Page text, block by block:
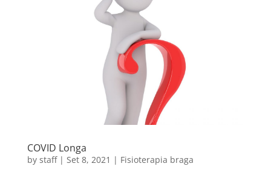
COVID Longa
by staff| Set 8, 2021 | Fisioterapia braga